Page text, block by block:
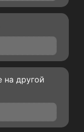
на другой